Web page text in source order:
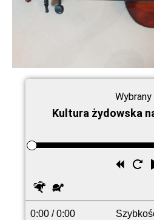
Kultura żydowska
Szybciej
0:00 / 0:00